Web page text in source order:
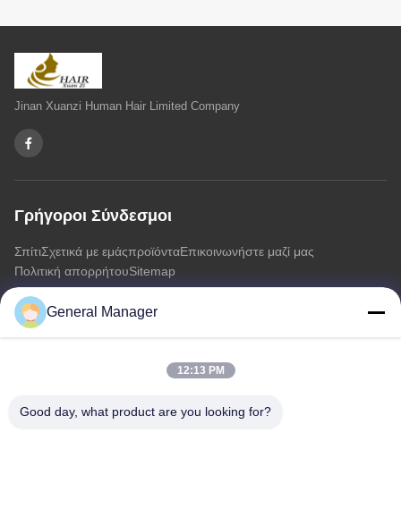
Jinan Xuanzi Human Hair Limited Company
Γρήγοροι Σύνδεσμοι
ΣπίτιΣχετικά με εμάςπροϊόνταΕπικοινωνήστε μαζί μας
Πολιτική απορρήτουSitemap
Επικοινωνήστε μαζί μας
Διεύθυνση: Οδός Xingfu Δήμος Licheng Πόλη Jinan, επαρχία
Ηλεκτρονικό:
penny@human-hairbundles.com
General Manager
12:13 PM
Good day, what product are you looking for?